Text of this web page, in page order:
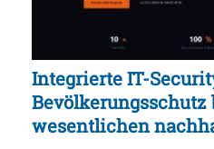
Integrierte IT-
Bevölkerungsschutz
wesentlichen